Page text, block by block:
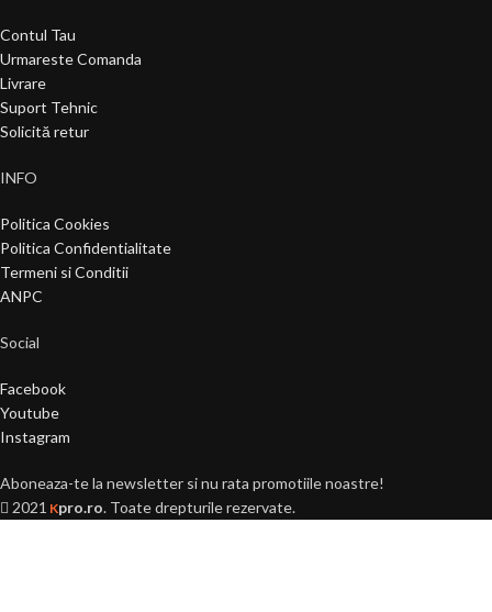
Contul Tau
Urmareste Comanda
Livrare
Suport Tehnic
Solicită retur
INFO
Politica Cookies
Politica Confidentialitate
Termeni si Conditii
ANPC
Social
Facebook
Youtube
Instagram
Aboneaza-te la newsletter si nu rata promotiile noastre!
2021 Kpro.ro. Toate drepturile rezervate.